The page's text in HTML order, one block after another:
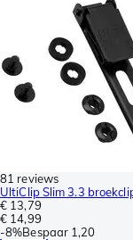
81 reviews
UltiClip Slim 3.3
€ 13,79
€ 14,99
-8%Bespaar 1,20